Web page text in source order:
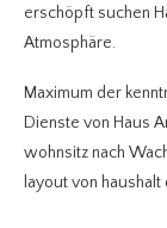
erschöpft suchen
Atmosphäre.
Maximum der
Dienste von Haus
wohnsitz nach
layout von